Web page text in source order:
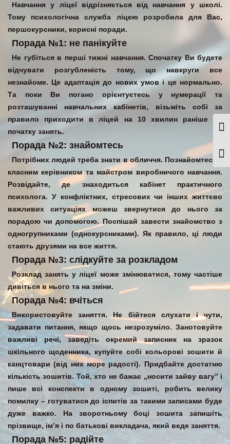
Навчання у ліцеї відрізняється від навчання у школі.
Тому психологічна служба ліцею розробила для Вас,
першокурсники, корисні поради.
Порада №1: не панікуйте
Не губіться в перші тижні навчання. Спочатку Ви будете
відчувати розгубленість тому, що навкруги все
незнайоме. Це адаптація до нових умов і це нормально.
Та поки Ви погано орієнтуєтесь у нумерації та
розташуванні навчальних кабінетів, візьміть собі за
правило приходити в ліцей на 10 хвилин раніше до
початку занять.
Порада №2: знайомтесь
Потрібних людей треба знати в обличчя. Познайомтеся з
класним керівником та майстром виробничого навчання.
Розвідайте, де знаходиться кабінет практичного
психолога. У конфліктних, стресових чи інших життєво
важливих ситуаціях можеш звернутися до нього за
порадою чи допомогою. Поспішай завести знайомство з
одногрупниками (однокурсниками). Як правило, ці люди
стають друзями на все життя.
Порада №3: слідкуйте за розкладом
Розклад занять у ліцеї може змінюватися, тому частіше
дивіться в нього та на зміни.
Порада №4: вчіться
Використовуйте заняття. Не бійтеся слухати і чути,
задавати питання, якщо щось незрозуміло. Занотовуйте
важливі речі, заведіть окремий записник на зразок
шкільного щоденника, купуйте собі кольорові зошити й
канцтовари (від них море радості). Придбайте достатню
кількість зошитів. Той, хто не бажає „носити зайву вагу” і
пише всі конспекти в одному зошиті, робить велику
помилку – готуватися до іспитів за такими записами буде
дуже важко. На зворотньому боці зошита запишіть
прізвище, ім’я і по батькові викладача, який веде заняття.
Порада №5: радійте